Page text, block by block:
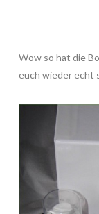
Wow so hat die
euch wieder echt